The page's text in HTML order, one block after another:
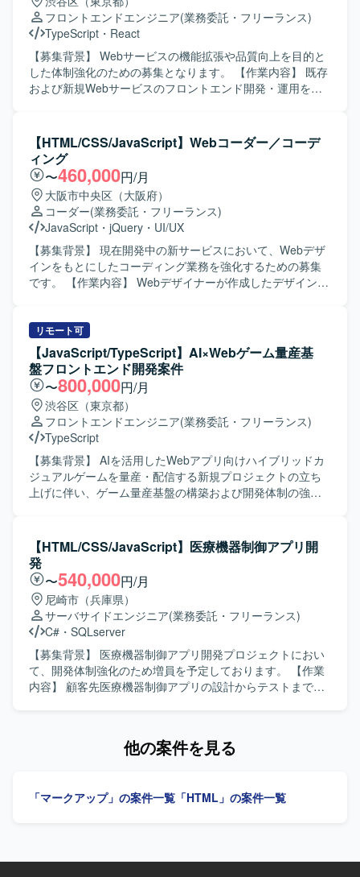
んでいただきます。 【ポジションの魅力】 生成AIを活用し
た法人向けプロダクトのWebを担い、事業成長に直結する
アウトプットを出していただけます。 文言修正だけでな
く、UX・導線設計など、サイト全体の品質向上に関わって
いただけます。 AIを積極活用した業務スタイルが根付いて
いる環境でご就業いただけます。 フルリモート・副業・短
組みを正しく理解し、レイアウトを崩さずに安全な更新作
業ができる方を求めています。 指示を待つだけでなく、サ
イトの構造や目的に合わせて自発的に動ける方を求めてい
ます。 単なる作業の代行者ではなく、サイトをより良くす
るための運用パートナーとして伴走できる方を求めていま
す。
フロントエンドエンジニア(業務委託・フリーランス)
TypeScript ・ React
【募集背景】 Webサービスの機能拡張や品質向上を目的と
した体制強化のための募集となります。 【作業内容】 既存
および新規Webサービスのフロントエンド開発・運用を担
貫してご対応いただきます。1人称で主体的にタスクを進め
つつ、チームメンバーと連携しながら機能追加や改修、UI
改善などを行っていただきます。 【求める人物像】 新しい
技術や知識の習得に積極的で、自ら課題を見つけて提案・
改善に取り組んでいただける方を求めております。チーム
内外とのコミュニケーションを大切にし、協調性を持って
開発を進められる方が望ましいです。 【ポジションの魅
力】 フロントエンド領域において上流工程から一貫して携
わることができ、モダンな技術スタックを活用しながら
Webサービス開発の経験を幅広く積むことができます。主
HTML、CSS3、TypeScript、JavaScriptを中心としたフロン
トエンド環境で、ReactやVueなどのフレームワークや各種
CSS設計手法、CMSやテンプレートエンジン、CSSプリプ
ロセッサーなどを組み合わせたWebサービス開発を行って
おります。
【HTML/CSS/JavaScript】Webコーダー／コーデ
ィング
〜460,000円/月
大阪市中央区（大阪府）
コーダー(業務委託・フリーランス)
JavaScript ・ jQuery ・ UI/UX
【募集背景】 現在開発中の新サービスにおいて、Webデザ
インをもとにしたコーディング業務を強化するための募集
です。 【作業内容】 Webデザイナーが作成したデザインカ
だきます。レスポンシブデザインへの対応や、デザインを
忠実に再現する実装も担当していただきます。 【求める人
物像】 デザイン意図を汲み取りながら、細部までこだわっ
てコーディングができる方を求めています。AIツールを活
用した効率的な開発に前向きで、チームメンバーと積極的
にコミュニケーションを取りながら作業を進められる方が
望ましいです。 【ポジションの魅力】 AIツールを積極的に
活用できる環境で、最新のAI活用ノウハウを実務を通じて
身につけることができます。メンバー同士のコミュニケー
ションが活発で活気のある現場であり、裁量を持って実
装・コーディングに関わることができます。 【開発環境】
です。
リモート可
【JavaScript/TypeScript】AI×Webゲーム量産基
盤フロントエンド開発案件
〜800,000円/月
渋谷区（東京都）
フロントエンドエンジニア(業務委託・フリーランス)
TypeScript
【募集背景】 AIを活用したWebアプリ向けハイブリッドカ
ジュアルゲームを量産・配信する新規プロジェクトの立ち
上げに伴い、ゲーム量産基盤の構築および開発体制の強化
基盤の構築をご担当いただきます。AIコーディングツール
を前提とした新しい開発スタイルを取り入れながら、機能
要求を満たすシステムの設計・開発に加え、ゲーム量産を
支える共通基盤の設計・実装に携わっていただきます。ま
た、ご自身で企画・設計したゲームを実際に開発し、両ス
トアへ配信していただくことも可能なポジションです。
【求める人物像】 技術への高い興味関心があり自発的にキ
ャッチアップできる方、自発的にコミュニケーションを取
りプロジェクトを進められる方、常により良いモノづくり
を追求できる方を求めております。 【ポジションの魅力】
す。AIを活用したゲーム量産プロジェクトの立ち上げフェ
ます。AIコーディングツール前提の開発スタイルを最前線
進められる環境です。 【開発環境】 開発言語・フレームワ
【HTML/CSS/JavaScript】医療機器制御アプリ開
発
〜540,000円/月
尼崎市（兵庫県）
サーバサイドエンジニア(業務委託・フリーランス)
C# ・ SQLserver
【募集背景】 医療機器制御アプリ開発プロジェクトにおい
て、開発体制強化のため増員を予定しております。 【作業
内容】 顧客先医療機器制御アプリの設計からテストまで一
ことで、専門性の高い業務経験を積むことができます。
他の案件を見る
「マークアップ」の案件一覧 「HTML」の案件一覧